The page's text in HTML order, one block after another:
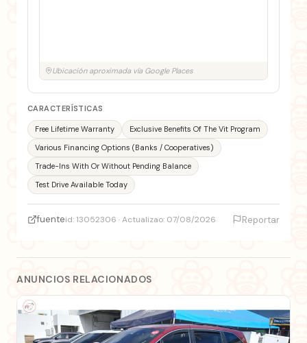
Ubicación aproximada vía Google Places
CARACTERÍSTICAS
Free Lifetime Warranty
Exclusive Benefits Of The Vit Program
Various Financing Options (Banks / Cooperatives)
Trade-Ins With Or Without Pending Balance
Test Drive Available Today
fuenteid: 13052306 · Actualizao: 07/08/2026 Reportar
ANUNCIOS RELACIONADOS